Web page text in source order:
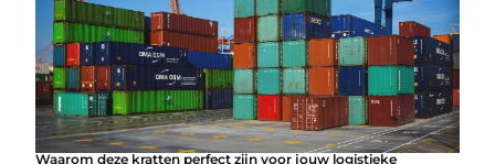
Waarom deze kratten perfect zijn voor jouw logistieke